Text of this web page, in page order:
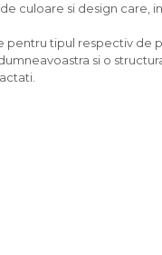
culoare si design care,
pentru tipul respectiv de
si o